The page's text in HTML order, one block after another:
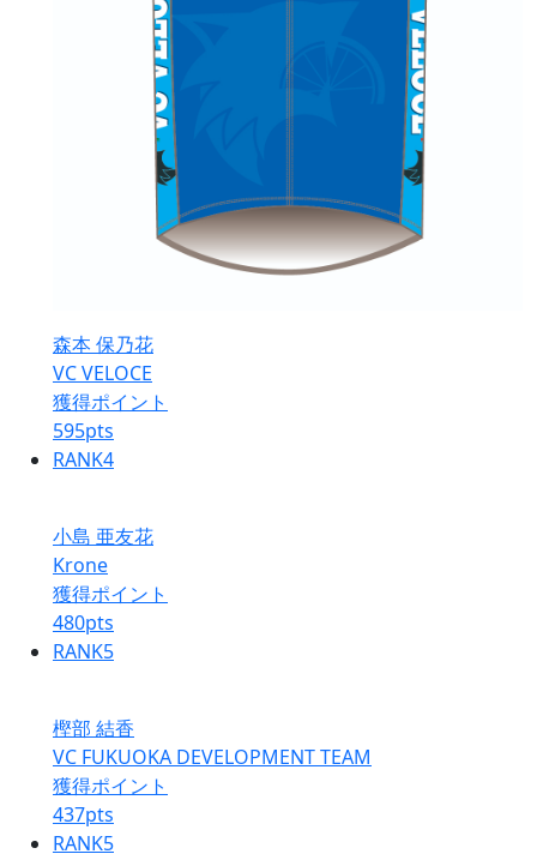
森本 保乃花
VC VELOCE
獲得ポイント
595pts
RANK4
小島 亜友花
Krone
獲得ポイント
480pts
RANK5
樫部 結香
VC FUKUOKA DEVELOPMENT TEAM
獲得ポイント
437pts
RANK5